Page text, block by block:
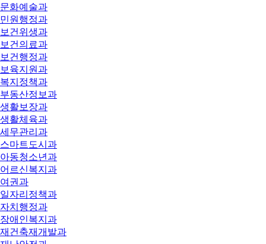
문화예술과
민원행정과
보건위생과
보건의료과
보건행정과
보육지원과
복지정책과
부동산정보과
생활보장과
생활체육과
세무관리과
스마트도시과
아동청소년과
어르신복지과
여권과
일자리정책과
자치행정과
장애인복지과
재건축재개발과